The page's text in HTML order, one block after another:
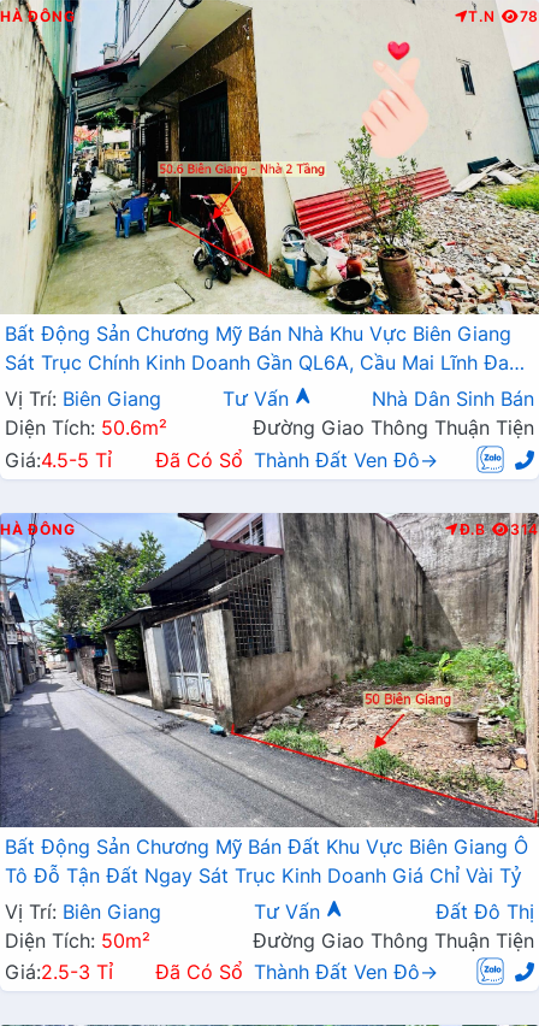
HÀ ĐÔNG T.N 78
Bất Động Sản Chương Mỹ Bán Nhà Khu Vực Biên Giang
Sát Trục Chính Kinh Doanh Gần QL6A, Cầu Mai Lĩnh Đang
Mở Rộng
Vị Trí: Biên Giang Tư Vấn
Nhà Dân Sinh Bán
Diện Tích: 50.6m²
Đường Giao Thông Thuận Tiện
Giá:4.5-5 Tỉ Đã Có Sổ Thành Đất Ven Đô→
HÀ ĐÔNG Đ.B 314
Bất Động Sản Chương Mỹ Bán Đất Khu Vực Biên Giang Ô
Tô Đỗ Tận Đất Ngay Sát Trục Kinh Doanh Giá Chỉ Vài Tỷ
Vị Trí: Biên Giang Tư Vấn
Đất Đô Thị
Diện Tích: 50m²
Đường Giao Thông Thuận Tiện
Giá:2.5-3 Tỉ Đã Có Sổ Thành Đất Ven Đô→